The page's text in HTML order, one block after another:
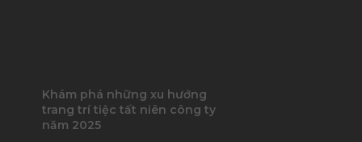
Khám phá những xu hướng
trang trí tiệc tất niên công ty
năm 2025